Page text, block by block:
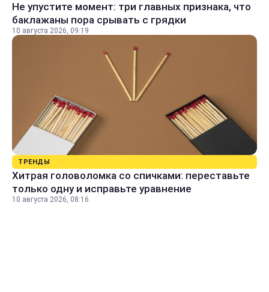
Не упустите момент: три главных признака, что
баклажаны пора срывать с грядки
10 августа 2026, 09:19
ТРЕНДЫ
Хитрая головоломка со спичками: переставьте
только одну и исправьте уравнение
10 августа 2026, 08:16